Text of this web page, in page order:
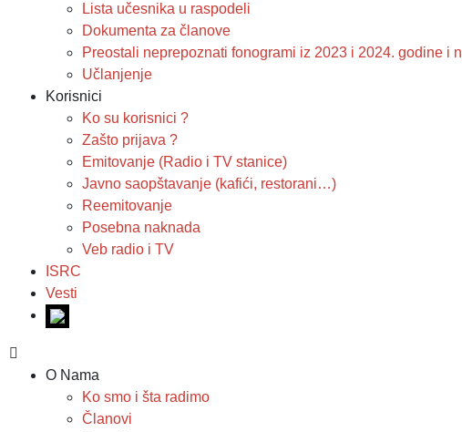
Lista učesnika u raspodeli
Dokumenta za članove
Preostali neprepoznati fonogrami iz 2023 i 2024. godine i
Učlanjenje
Korisnici
Ko su korisnici ?
Zašto prijava ?
Emitovanje (Radio i TV stanice)
Javno saopštavanje (kafići, restorani…)
Reemitovanje
Posebna naknada
Veb radio i TV
ISRC
Vesti
O Nama
Ko smo i šta radimo
Članovi